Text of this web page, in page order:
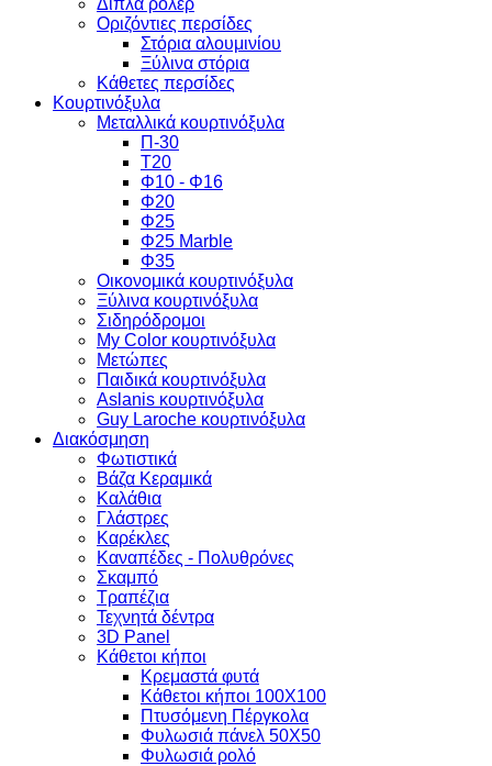
Οριζόντιες περσίδες
Στόρια αλουμινίου
Ξύλινα στόρια
Κάθετες περσίδες
Κουρτινόξυλα
Μεταλλικά κουρτινόξυλα
Π-30
Τ20
Φ10 - Φ16
Φ20
Φ25
Φ25 Marble
Φ35
Οικονομικά κουρτινόξυλα
Ξύλινα κουρτινόξυλα
Σιδηρόδρομοι
My Color κουρτινόξυλα
Μετώπες
Παιδικά κουρτινόξυλα
Aslanis κουρτινόξυλα
Guy Laroche κουρτινόξυλα
Διακόσμηση
Φωτιστικά
Βάζα Κεραμικά
Καλάθια
Γλάστρες
Καρέκλες
Καναπέδες - Πολυθρόνες
Σκαμπό
Τραπέζια
Τεχνητά δέντρα
3D Panel
Κάθετοι κήποι
Κρεμαστά φυτά
Κάθετοι κήποι 100Χ100
Πτυσόμενη Πέργκολα
Φυλωσιά πάνελ 50Χ50
Φυλωσιά ρολό